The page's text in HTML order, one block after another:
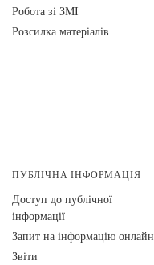
Робота зі ЗМІ
Розсилка матеріалів
ПУБЛІЧНА ІНФОРМАЦІЯ
Доступ до публічної
інформації
Запит на інформацію онлайн
Звіти